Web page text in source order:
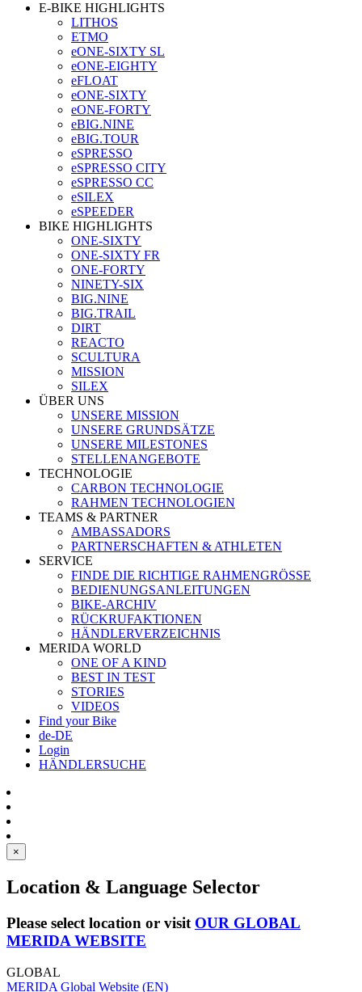
E-BIKE HIGHLIGHTS
LITHOS
ETMO
eONE-SIXTY SL
eONE-EIGHTY
eFLOAT
eONE-SIXTY
eONE-FORTY
eBIG.NINE
eBIG.TOUR
eSPRESSO
eSPRESSO CITY
eSPRESSO CC
eSILEX
eSPEEDER
BIKE HIGHLIGHTS
ONE-SIXTY
ONE-SIXTY FR
ONE-FORTY
NINETY-SIX
BIG.NINE
BIG.TRAIL
DIRT
REACTO
SCULTURA
MISSION
SILEX
ÜBER UNS
UNSERE MISSION
UNSERE GRUNDSÄTZE
UNSERE MILESTONES
STELLENANGEBOTE
TECHNOLOGIE
CARBON TECHNOLOGIE
RAHMEN TECHNOLOGIEN
TEAMS & PARTNER
AMBASSADORS
PARTNERSCHAFTEN & ATHLETEN
SERVICE
FINDE DIE RICHTIGE RAHMENGRÖSSE
BEDIENUNGSANLEITUNGEN
BIKE-ARCHIV
RÜCKRUFAKTIONEN
HÄNDLERVERZEICHNIS
MERIDA WORLD
ONE OF A KIND
BEST IN TEST
STORIES
VIDEOS
Find your Bike
de-DE
Login
HÄNDLERSUCHE
×
Location & Language Selector
Please select location or visit OUR GLOBAL
MERIDA WEBSITE
GLOBAL
MERIDA Global Website (EN)